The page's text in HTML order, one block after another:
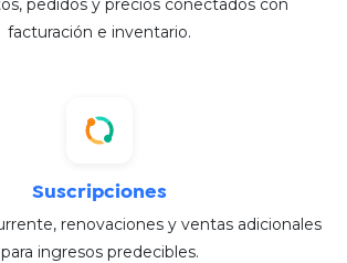
pedidos y precios conectados con
facturación e inventario.
Suscripciones
renovaciones y ventas adicionales
para ingresos predecibles.​